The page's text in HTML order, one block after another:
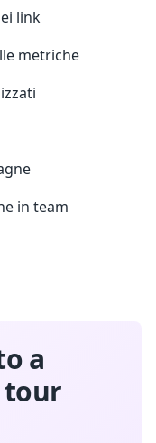
link
metriche
in team
a
tour